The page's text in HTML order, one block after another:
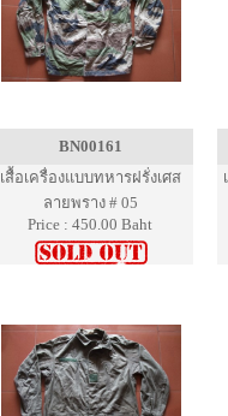
BN00161
เสื้อเครื่องแบบทหารฝรั่งเศส
ลายพราง # 05
Price : 450.00 Baht